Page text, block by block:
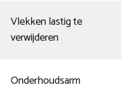
Vlekken lastig te
verwijderen
Onderhoudsarm